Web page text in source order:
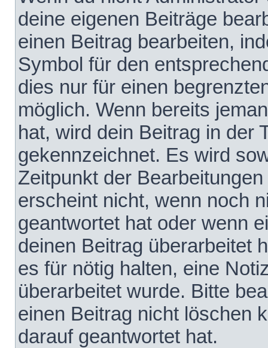
deine eigenen Beiträge
einen Beitrag bearbeiten,
Symbol für den
dies nur für einen
möglich. Wenn bereits
hat, wird dein Beitrag in der
gekennzeichnet. Es wird
Zeitpunkt der
erscheint nicht, wenn noch
geantwortet hat oder wenn
deinen Beitrag überarbeitet
es für nötig halten, eine
überarbeitet wurde. Bitte
einen Beitrag nicht löschen
darauf geantwortet hat.